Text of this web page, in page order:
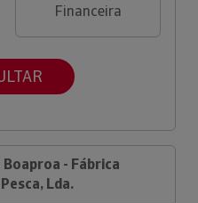
Financeira
- Fábrica
Lda.